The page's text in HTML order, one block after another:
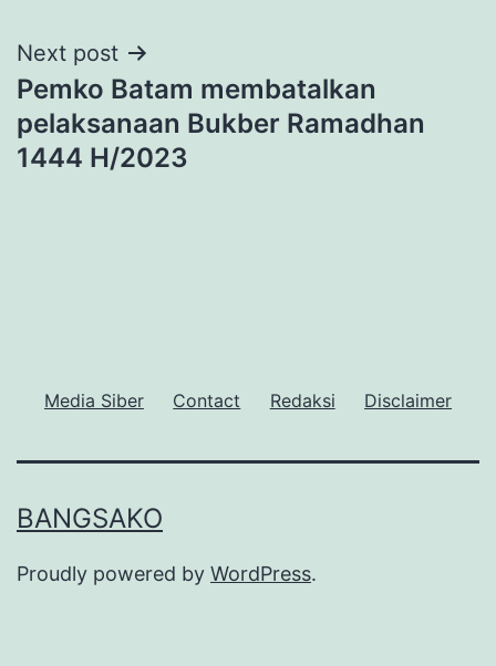
Next post
Pemko Batam membatalkan
pelaksanaan Bukber Ramadhan
1444 H/2023
Media Siber Contact Redaksi Disclaimer
BANGSAKO
Proudly powered by WordPress.